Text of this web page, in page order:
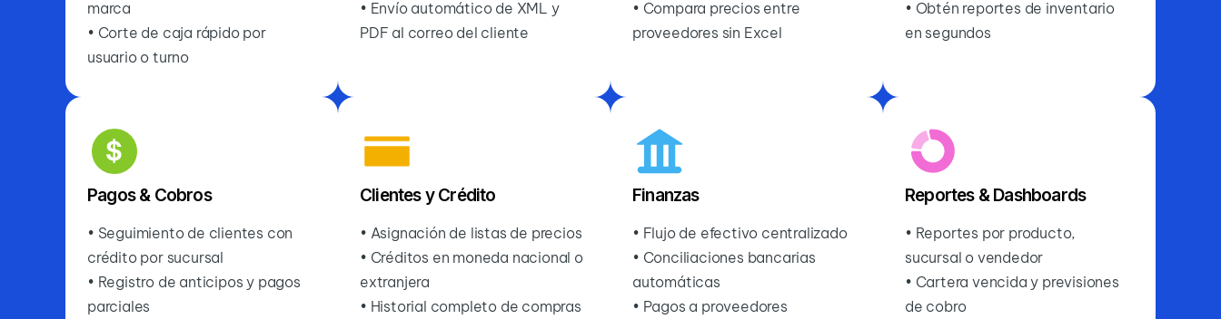
marca
• Corte de caja rápido por
usuario o turno
• Envío automático de XML y
PDF al correo del cliente
• Compara precios entre
proveedores sin Excel
• Obtén reportes de inventario
en segundos
Pagos & Cobros
• Seguimiento de clientes con
crédito por sucursal
• Registro de anticipos y pagos
parciales
Clientes y Crédito
• Asignación de listas de precios
• Créditos en moneda nacional o
extranjera
• Historial completo de compras
Finanzas
• Flujo de efectivo centralizado
• Conciliaciones bancarias
automáticas
• Pagos a proveedores
Reportes & Dashboards
• Reportes por producto,
sucursal o vendedor
• Cartera vencida y previsiones
de cobro